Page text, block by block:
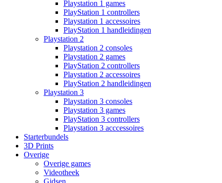
Playstation 1 games
PlayStation 1 controllers
Playstation 1 accessoires
PlayStation 1 handleidingen
Playstation 2
Playstation 2 consoles
Playstation 2 games
PlayStation 2 controllers
Playstation 2 accessoires
PlayStation 2 handleidingen
Playstation 3
Playstation 3 consoles
Playstation 3 games
PlayStation 3 controllers
Playstation 3 acccessoires
Starterbundels
3D Prints
Overige
Overige games
Videotheek
Gidsen